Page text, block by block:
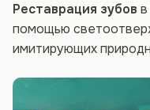
Реставрация зубов
помощью
имитирующих